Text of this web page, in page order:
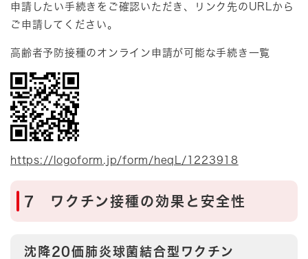
申請したい手続きをご確認いただき、リンク先のURLから
ご申請してください。
高齢者予防接種のオンライン申請が可能な手続き一覧
https://logoform.jp/form/heqL/1223918
7 ワクチン接種の効果と安全性
沈降20価肺炎球菌結合型ワクチン